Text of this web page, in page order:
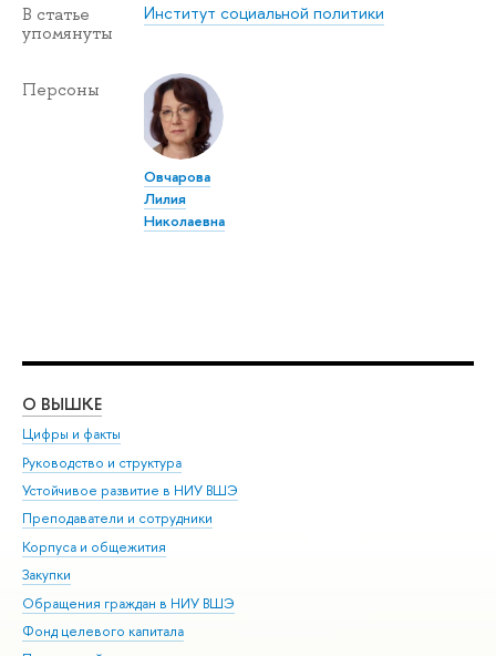
В статье
упомянуты
Институт социальной политики
Персоны
Овчарова
Лилия
Николаевна
О ВЫШКЕ
Цифры и факты
Руководство и структура
Устойчивое развитие в НИУ ВШЭ
Преподаватели и сотрудники
Корпуса и общежития
Закупки
Обращения граждан в НИУ ВШЭ
Фонд целевого капитала